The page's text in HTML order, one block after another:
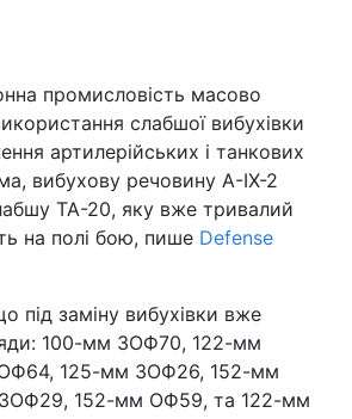
промисловість масово
слабшої вибухівки
артилерійських і танкових
вибухову речовину A-IX-2
ТА-20, яку вже тривалий
на полі бою, пише Defense
під заміну вибухівки вже
100-мм 3ОФ70, 122-мм
125-мм 3ОФ26, 152-мм
152-мм ОФ59, та 122-мм